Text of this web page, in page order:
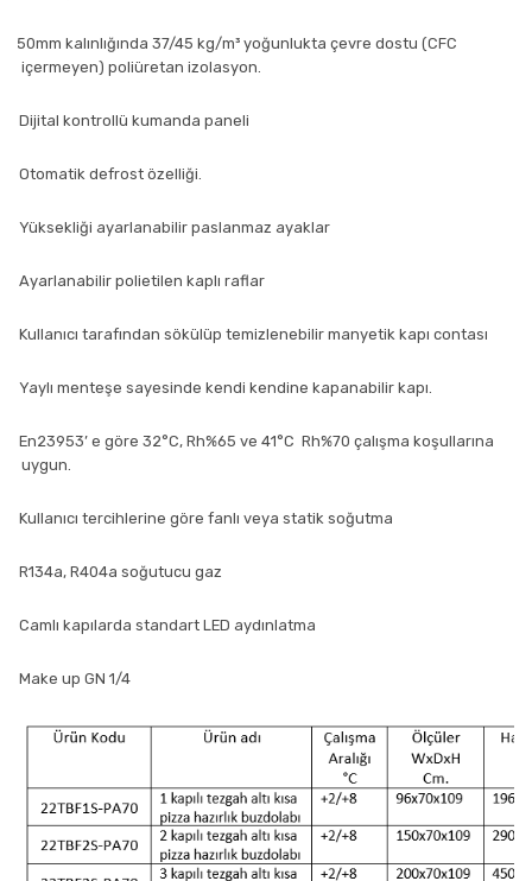
50mm kalınlığında 37/45 kg/m³ yoğunlukta çevre dostu (CFC
içermeyen) poliüretan izolasyon.
Dijital kontrollü kumanda paneli
Otomatik defrost özelliği.
Yüksekliği ayarlanabilir paslanmaz ayaklar
Ayarlanabilir polietilen kaplı raflar
Kullanıcı tarafından sökülüp temizlenebilir manyetik kapı contası
Yaylı menteşe sayesinde kendi kendine kapanabilir kapı.
En23953’ e göre 32°C, Rh%65 ve 41°C Rh%70 çalışma koşullarına
uygun.
Kullanıcı tercihlerine göre fanlı veya statik soğutma
R134a, R404a soğutucu gaz
Camlı kapılarda standart LED aydınlatma
Make up GN 1/4